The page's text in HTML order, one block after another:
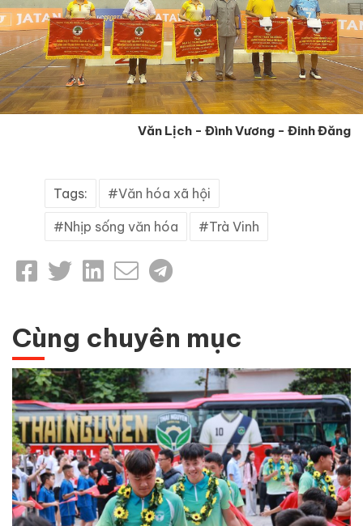
Văn Lịch - Đình Vương - Đinh Đăng
Tags: Văn hóa xã hội
Nhịp sống văn hóa Trà Vinh
Cùng chuyên mục